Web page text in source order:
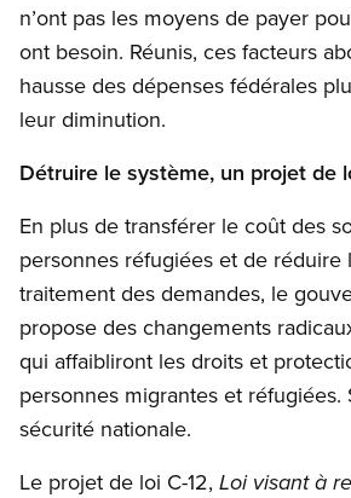
n’ont pas les moyens de payer
ont besoin. Réunis, ces facteurs
hausse des dépenses fédérales
leur diminution.
Détruire le système, un projet de
En plus de transférer le coût des
personnes réfugiées et de réduire
traitement des demandes, le
propose des changements
qui affaibliront les droits et
personnes migrantes et réfugiées.
sécurité nationale.
Le projet de loi C-12, Loi visant à